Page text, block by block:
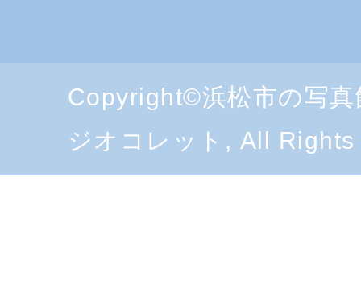
Copyright©浜松市の写
ジオコレット, All